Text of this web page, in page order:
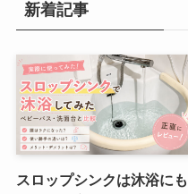
新着記事
スロップシンクは沐浴にも